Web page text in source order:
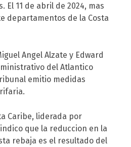
11 de abril de 2024, mas
departamentos de la Costa
Angel Alzate y Edward
del Atlantico
emitio medidas
Caribe, liderada por
que la reduccion en la
rebaja es el resultado del